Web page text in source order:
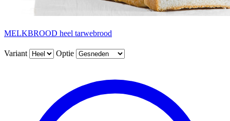
MELKBROOD heel tarwebrood
Variant Optie